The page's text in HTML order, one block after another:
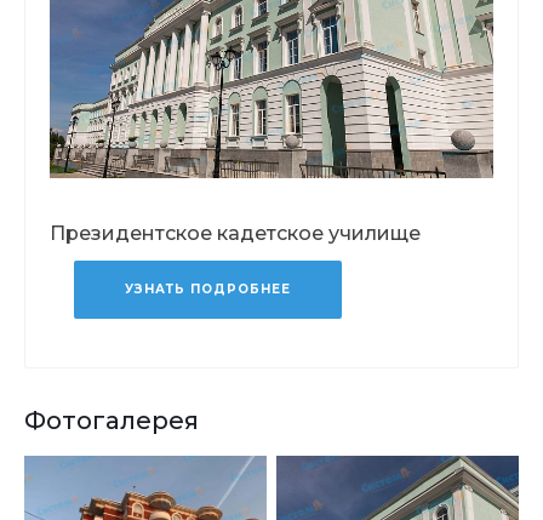
Президентское кадетское училище
УЗНАТЬ ПОДРОБНЕЕ
Фотогалерея